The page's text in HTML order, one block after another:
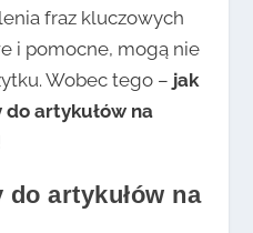
fraz kluczowych
i pomocne, mogą nie
Wobec tego – jak
artykułów na
artykułów na